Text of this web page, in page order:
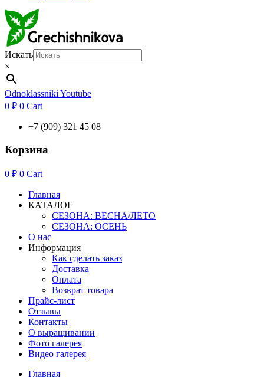
Искать
×
Odnoklassniki Youtube
0 ₽ 0 Cart
+7 (909) 321 45 08
Корзина
0 ₽ 0 Cart
Главная
КАТАЛОГ
СЕЗОНА: ВЕСНА/ЛЕТО
СЕЗОНА: ОСЕНЬ
О нас
Информация
Как сделать заказ
Доставка
Оплата
Возврат товара
Прайс-лист
Отзывы
Контакты
О выращивании
Фото галерея
Видео галерея
Главная